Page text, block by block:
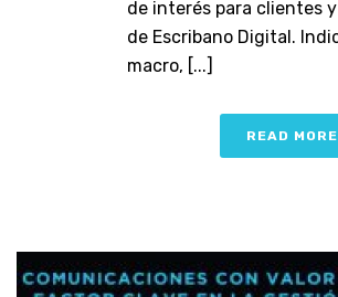
de interés para clientes
de Escribano Digital.
macro, [...]
READ MORE